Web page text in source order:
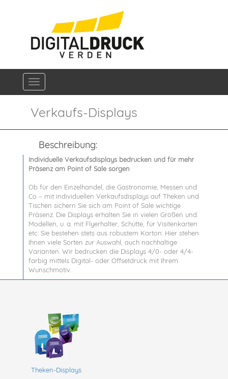
Navigation ein-/ausblenden
Verkaufs-Displays
Beschreibung:
Individuelle Verkaufsdisplays bedrucken und für mehr
Präsenz am Point of Sale sorgen
Ob für den Einzelhandel, die Gastronomie, Messen und
Co – mit individuellen Verkaufsdisplays auf Theken und
Tischen sichern Sie sich am Point of Sale wichtige
Präsenz. Die Displays erhalten Sie in vielen Größen und
Modellen, u. a. mit Flyerhalter, Schütte, für Visitenkarten
etc. Sie bestehen stets aus robustem Karton: Hier stehen
Ihnen viele Sorten zur Auswahl, auch nachhaltige
Varianten. Wir bedrucken die Displays 4/0- oder 4/4-
farbig mittels Digital- oder Offsetdruck mit Ihrem
Wunschmotiv.
Theken-Displays